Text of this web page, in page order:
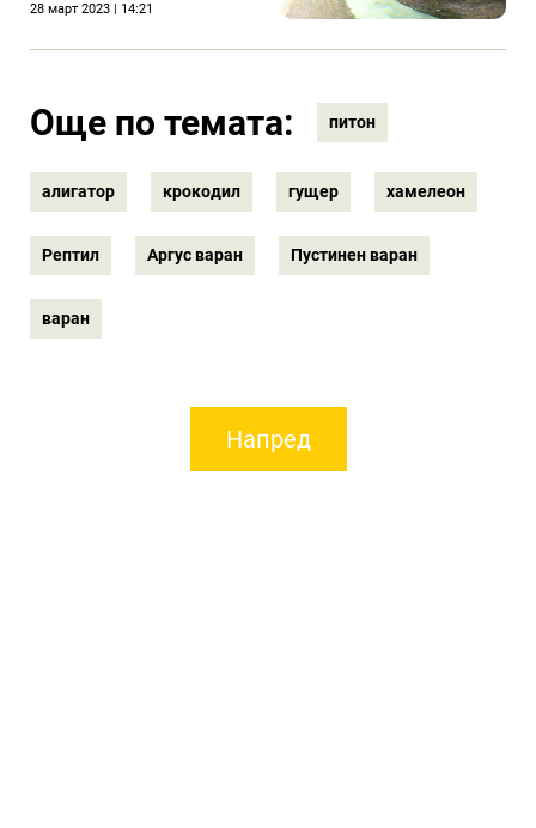
28 март 2023 | 14:21
Още по темата: питон
алигатор крокодил гущер хамелеон
Рептил Аргус варан Пустинен варан
варан
Напред